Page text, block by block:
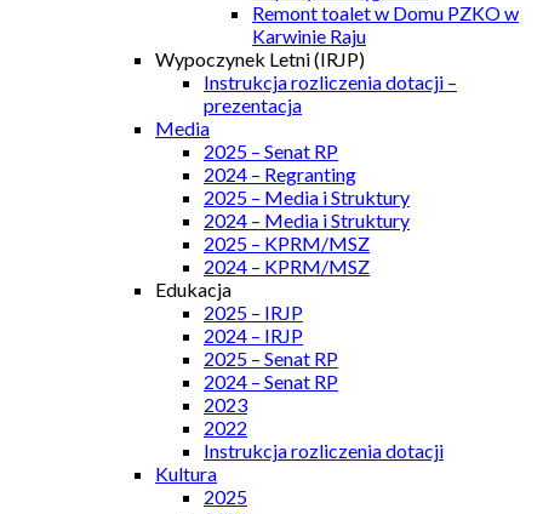
Remont toalet w Domu PZKO w
Karwinie Raju
Wypoczynek Letni (IRJP)
Instrukcja rozliczenia dotacji –
prezentacja
Media
2025 – Senat RP
2024 – Regranting
2025 – Media i Struktury
2024 – Media i Struktury
2025 – KPRM/MSZ
2024 – KPRM/MSZ
Edukacja
2025 – IRJP
2024 – IRJP
2025 – Senat RP
2024 – Senat RP
2023
2022
Instrukcja rozliczenia dotacji
Kultura
2025